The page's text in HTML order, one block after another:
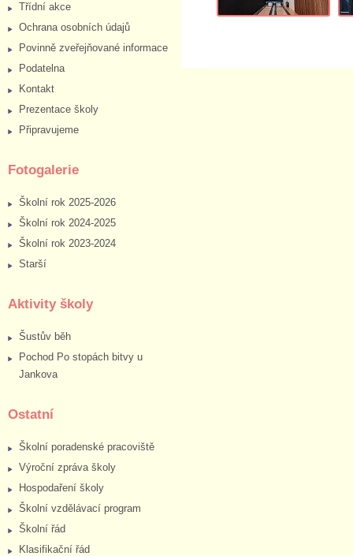
Třídní akce
Ochrana osobních údajů
Povinně zveřejňované informace
Podatelna
Kontakt
Prezentace školy
Připravujeme
Fotogalerie
Školní rok 2025-2026
Školní rok 2024-2025
Školní rok 2023-2024
Starší
Aktivity školy
Šustův běh
Pochod Po stopách bitvy u
Jankova
Ostatní
Školní poradenské pracoviště
Výroční zpráva školy
Hospodaření školy
Školní vzdělávací program
Školní řád
Klasifikační řád